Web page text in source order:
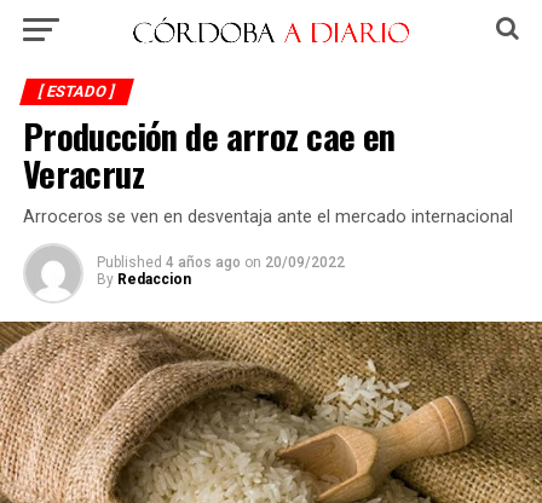
[ ESTADO ]
Producción de arroz cae en
Veracruz
Arroceros se ven en desventaja ante el mercado internacional
Published 4 años ago on 20/09/2022
By Redaccion